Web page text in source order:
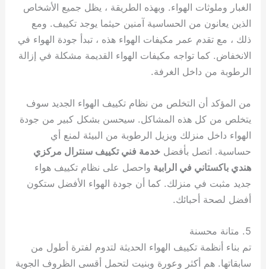
الغبار وملوثات الهواء. وبهذه الطريقة ، يظل جميع الأشخاص
الذين يعانون من الحساسية آمنين حيثما يوجد تكييف. ومع
ذلك ، مع تقدم عمر مكيفات الهواء هذه ، تبدأ جودة الهواء في
الانخفاض. كما تواجه مكيفات الهواء القديمة مشكلة في إزالة
الرطوبة من داخل الغرفة.
من المؤكد أن التخلص من نظام تكييف الهواء الجديد سوف
يتخلص من كل هذه المشاكل. سيحسن بشكل كبير من جودة
الهواء داخل منزلك ويزيل الرطوبة من البيئة لمنع أي
حساسية. اتصل بأفضلخدمة فني تكييف سنترال مركزي
هندي باكستاني في الرابية واحصل على نظام تكييف هواء
جديد مثبت في منزلك. كما أن جودة الهواء الأفضل ستكون
أفضل لصحة أحبائك.
5. متانة محسنة
تم بناء أنظمة تكييف الهواء الحديثة لتدوم لفترة أطول من
سابقاتها. هم أكثر وعورة وبنيت لتحمل أقسى الظروف الجوية